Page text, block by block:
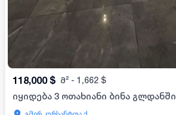
118,000 $ მ² - 1,662 $
იყიდება 3 ოთახიანი ბინა გლდანში